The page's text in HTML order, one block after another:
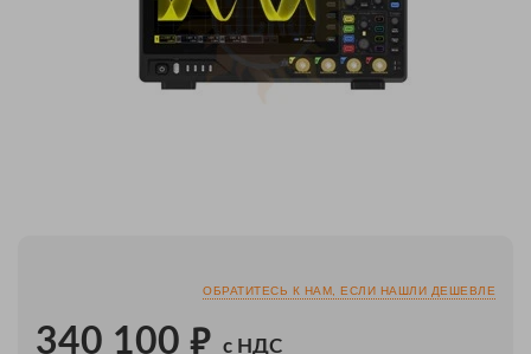
ОБРАТИТЕСЬ К НАМ, ЕСЛИ НАШЛИ ДЕШЕВЛЕ
340 100 ₽ с НДС